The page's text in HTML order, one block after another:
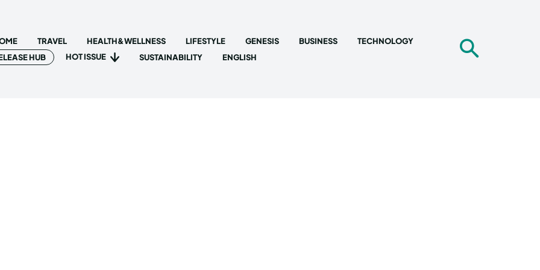
TRAVEL HEALTH&WELLNESS LIFESTYLE GENESIS BUSINESS
TECHNOLOGY
HUB
HOT ISSUE SUSTAINABILITY ENGLISH